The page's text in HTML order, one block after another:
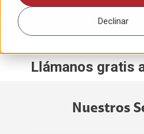
Declinar
Llámanos gratis
Nuestros